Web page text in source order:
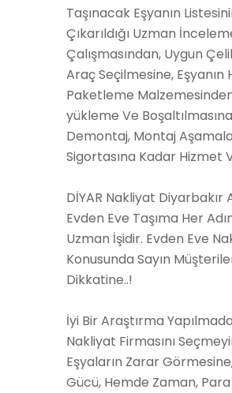
Taşınacak Eşyanın
Çıkarıldığı Uzman
Çalışmasından, Uygun
Araç Seçilmesine, Eşyanın
Paketleme
yükleme Ve
Demontaj, Montaj
Sigortasına Kadar Hizmet
DİYAR Nakliyat Diyarbakır
Evden Eve Taşıma Her
Uzman İşidir. Evden Eve
Konusunda Sayın
Dikkatine..!
İyi Bir Araştırma
Nakliyat Firmasını
Eşyaların Zarar
Gücü, Hemde Zaman, Para